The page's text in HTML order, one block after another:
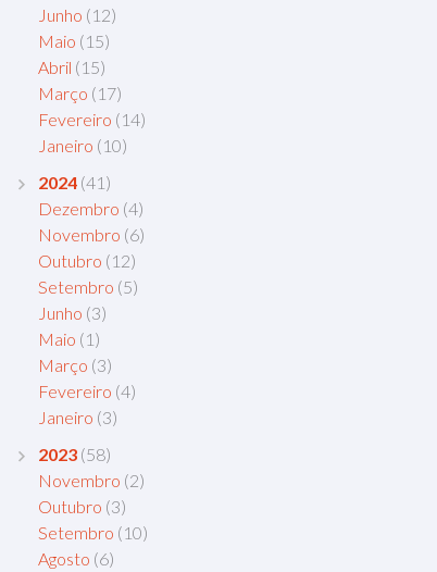
Junho (12)
Maio (15)
Abril (15)
Março (17)
Fevereiro (14)
Janeiro (10)
2024 (41)
Dezembro (4)
Novembro (6)
Outubro (12)
Setembro (5)
Junho (3)
Maio (1)
Março (3)
Fevereiro (4)
Janeiro (3)
2023 (58)
Novembro (2)
Outubro (3)
Setembro (10)
Agosto (6)